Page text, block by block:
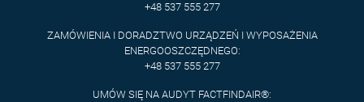
+48 537 555 277
ZAMÓWIENIA I DORADZTWO URZĄDZEŃ I WYPOSAŻENIA
ENERGOOSZCZĘDNEGO:
+48 537 555 277
UMÓW SIĘ NA AUDYT FACTFINDAIR®: